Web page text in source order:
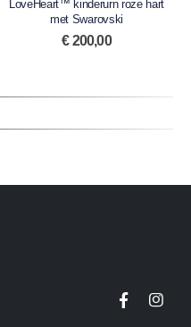
0out of 5
LoveHeart™ kinderurn roze hart
met Swarovski
€200,00